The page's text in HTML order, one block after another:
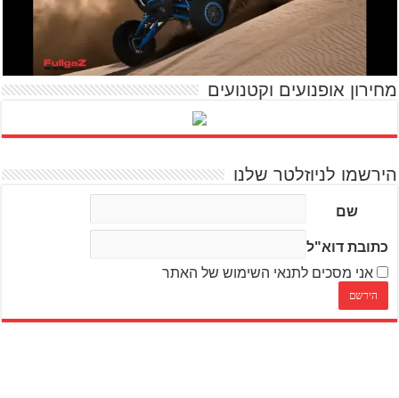
מחירון אופנועים וקטנועים
הירשמו לניוזלטר שלנו
שם
כתובת דוא"ל
אני מסכים לתנאי השימוש של האתר